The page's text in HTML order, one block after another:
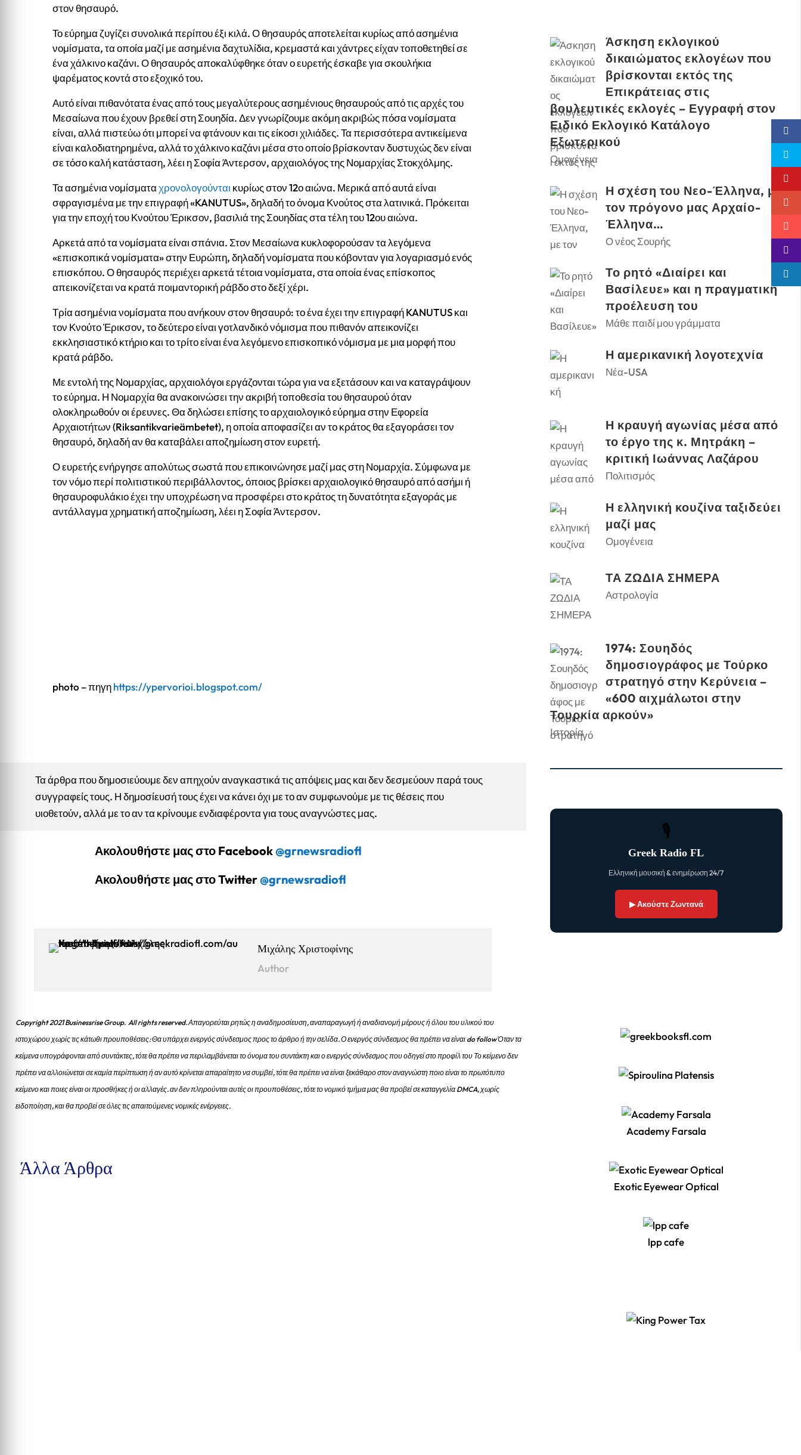
στον θησαυρό.
Το εύρημα ζυγίζει συνολικά περίπου έξι κιλά. Ο θησαυρός αποτελείται κυρίως από ασημένια
νομίσματα, τα οποία μαζί με ασημένια δαχτυλίδια, κρεμαστά και χάντρες είχαν τοποθετηθεί σε
ένα χάλκινο καζάνι. Ο θησαυρός αποκαλύφθηκε όταν ο ευρετής έσκαβε για σκουλήκια
ψαρέματος κοντά στο εξοχικό του.
Αυτό είναι πιθανότατα ένας από τους μεγαλύτερους ασημένιους θησαυρούς από τις αρχές του
Μεσαίωνα που έχουν βρεθεί στη Σουηδία. Δεν γνωρίζουμε ακόμη ακριβώς πόσα νομίσματα
είναι, αλλά πιστεύω ότι μπορεί να φτάνουν και τις είκοσι χιλιάδες. Τα περισσότερα αντικείμενα
είναι καλοδιατηρημένα, αλλά το χάλκινο καζάνι μέσα στο οποίο βρίσκονταν δυστυχώς δεν είναι
σε τόσο καλή κατάσταση, λέει η Σοφία Άντερσον, αρχαιολόγος της Νομαρχίας Στοκχόλμης.
Τα ασημένια νομίσματαχρονολογούνται κυρίως στον 12ο αιώνα. Μερικά από αυτά είναι
σφραγισμένα με την επιγραφή «KANUTUS», δηλαδή το όνομα Κνούτος στα λατινικά. Πρόκειται
για την εποχή του Κνούτου Έρικσον, βασιλιά της Σουηδίας στα τέλη του 12ου αιώνα.
Αρκετά από τα νομίσματα είναι σπάνια. Στον Μεσαίωνα κυκλοφορούσαν τα λεγόμενα
«επισκοπικά νομίσματα» στην Ευρώπη, δηλαδή νομίσματα που κόβονταν για λογαριασμό ενός
επισκόπου. Ο θησαυρός περιέχει αρκετά τέτοια νομίσματα, στα οποία ένας επίσκοπος
απεικονίζεται να κρατά ποιμαντορική ράβδο στο δεξί χέρι.
Τρία ασημένια νομίσματα που ανήκουν στον θησαυρό: το ένα έχει την επιγραφή KANUTUS και
τον Κνούτο Έρικσον, το δεύτερο είναι γοτλανδικό νόμισμα που πιθανόν απεικονίζει
εκκλησιαστικό κτήριο και το τρίτο είναι ένα λεγόμενο επισκοπικό νόμισμα με μια μορφή που
κρατά ράβδο.
Με εντολή της Νομαρχίας, αρχαιολόγοι εργάζονται τώρα για να εξετάσουν και να καταγράψουν
το εύρημα. Η Νομαρχία θα ανακοινώσει την ακριβή τοποθεσία του θησαυρού όταν
ολοκληρωθούν οι έρευνες. Θα δηλώσει επίσης το αρχαιολογικό εύρημα στην Εφορεία
Αρχαιοτήτων (Riksantikvarieämbetet), η οποία αποφασίζει αν το κράτος θα εξαγοράσει τον
θησαυρό, δηλαδή αν θα καταβάλει αποζημίωση στον ευρετή.
Ο ευρετής ενήργησε απολύτως σωστά που επικοινώνησε μαζί μας στη Νομαρχία. Σύμφωνα με
τον νόμο περί πολιτιστικού περιβάλλοντος, όποιος βρίσκει αρχαιολογικό θησαυρό από ασήμι ή
θησαυροφυλάκιο έχει την υποχρέωση να προσφέρει στο κράτος τη δυνατότητα εξαγοράς με
αντάλλαγμα χρηματική αποζημίωση, λέει η Σοφία Άντερσον.
photo – πηγηhttps://ypervorioi.blogspot.com/
Τα άρθρα που δημοσιεύουμε δεν απηχούν αναγκαστικά τις απόψεις μας και δεν δεσμεύουν παρά τους
συγγραφείς τους. Η δημοσίευσή τους έχει να κάνει όχι με το αν συμφωνούμε με τις θέσεις που
υιοθετούν, αλλά με το αν τα κρίνουμε ενδιαφέροντα για τους αναγνώστες μας.
Ακολουθήστε μας στο Facebook@grnewsradiofl
Ακολουθήστε μας στο Twitter@grnewsradiofl
Μιχάλης Χριστοφίνης
Author
Copyright 2021 Businessrise Group. All rights reserved. Απαγορεύται ρητώς η αναδημοσίευση, αναπαραγωγή ή αναδιανομή μέρους ή όλου του υλικού του
ιστοχώρου χωρίς τις κάτωθι προυποθέσεις: Θα υπάρχει ενεργός σύνδεσμος προς το άρθρο ή την σελίδα.Ο ενεργός σύνδεσμος θα πρέπει να είναι do follow Όταν τα
κείμενα υπογράφονται από συντάκτες, τότε θα πρέπει να περιλαμβάνεται το όνομα του συντάκτη και ο ενεργός σύνδεσμος που οδηγεί στο προφίλ του Το κείμενο δεν
πρέπει να αλλοιώνεται σε καμία περίπτωση ή αν αυτό κρίνεται απαραίτητο να συμβεί, τότε θα πρέπει να είναι ξεκάθαρο στον αναγνώστη ποιο είναι το πρωτότυπο
κείμενο και ποιες είναι οι προσθήκες ή οι αλλαγές. αν δεν πληρούνται αυτές οι προυποθέσεις, τότε το νομικό τμήμα μας θα προβεί σε καταγγελία DMCA, χωρίς
ειδοποίηση, και θα προβεί σε όλες τις απαιτούμενες νομικές ενέργειες.
Άλλα Άρθρα
Άσκηση εκλογικού
δικαιώματος εκλογέων που
βρίσκονται εκτός της
Επικράτειας στις
βουλευτικές εκλογές – Εγγραφή στον
Ειδικό Εκλογικό Κατάλογο
Εξωτερικού
Ομογένεια
Η σχέση του Νεο-Έλληνα, με
τον πρόγονο μας Αρχαίο-
Έλληνα…
Ο νέος Σουρής
Το ρητό «Διαίρει και
Βασίλευε» και η πραγματική
προέλευση του
Μάθε παιδί μου γράμματα
Η αμερικανική λογοτεχνία
Νέα-USA
Η κραυγή αγωνίας μέσα από
το έργο της κ. Μητράκη –
κριτική Ιωάννας Λαζάρου
Πολιτισμός
Η ελληνική κουζίνα ταξιδεύει
μαζί μας
Ομογένεια
ΤΑ ΖΩΔΙΑ ΣΗΜΕΡΑ
Αστρολογία
1974: Σουηδός
δημοσιογράφος με Τούρκο
στρατηγό στην Κερύνεια –
«600 αιχμάλωτοι στην
Τουρκία αρκούν»
Ιστορία
🎙
Greek Radio FL
Ελληνική μουσική & ενημέρωση 24/7
▶ Ακούστε Ζωντανά
Academy Farsala
Exotic Eyewear Optical
lpp cafe